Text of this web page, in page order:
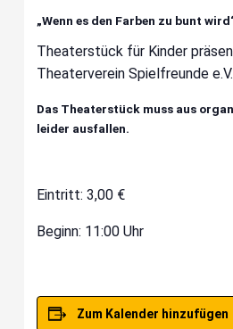
„Wenn es den Farben zu bunt
Theaterstück für Kinder
Theaterverein Spielfreunde e.V.
Das Theaterstück muss aus
leider ausfallen.
Eintritt: 3,00 €
Beginn: 11:00 Uhr
Zum Kalender hinzufügen